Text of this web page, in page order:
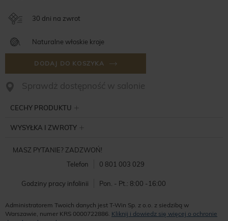
30 dni na zwrot
Naturalne włoskie kroje
DODAJ DO KOSZYKA
Sprawdż dostępność w salonie
CECHY PRODUKTU
WYSYŁKA I ZWROTY
MASZ PYTANIE? ZADZWOŃ!
Telefon
0 801 003 029
Godziny pracy infolinii Pon. - Pt.: 8:00 -16:00
Administratorem Twoich danych jest T-Win Sp. z o.o. z siedzibą w
Warszawie, numer KRS 0000722886. Kliknij i dowiedz się więcej o ochronie